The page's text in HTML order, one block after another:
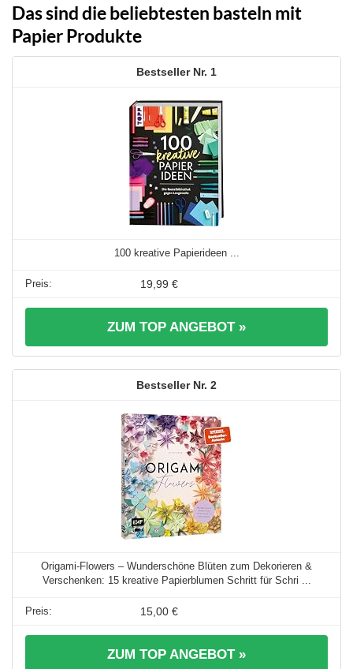
Das sind die beliebtesten basteln mit
Papier Produkte
1
100 kreative Papierideen ...
19,99 €
ZUM TOP ANGEBOT »
2
Origami-Flowers – Wunderschöne Blüten zum Dekorieren &
Verschenken: 15 kreative Papierblumen Schritt für Schri ...
15,00 €
ZUM TOP ANGEBOT »